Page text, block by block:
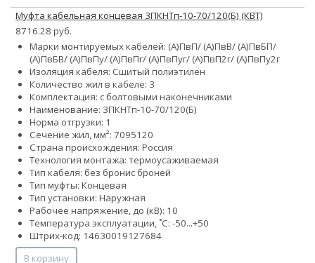
Муфта кабельная концевая 3ПКНТп-10-70/120(Б) (КВТ)
8716.28 руб.
Марки монтируемых кабелей: (А)ПвП/ (А)ПвВ/ (А)ПвБП/
(А)ПвБВ/ (А)ПвПу/ (А)ПвПг/ (А)ПвПуг/ (А)ПвП2г/ (А)ПвПу2г
Изоляция кабеля: Сшитый полиэтилен
Количество жил в кабеле: 3
Комплектация: с болтовыми наконечниками
Наименование: 3ПКНТп-10-70/120(Б)
Норма отгрузки: 1
Сечение жил, мм²: 7095120
Страна происхождения: Россия
Технология монтажа: термоусаживаемая
Тип кабеля: без бронис броней
Тип муфты: Концевая
Тип установки: Наружная
Рабочее напряжение, до (кВ): 10
Температура эксплуатации, ˚С: -50...+50
Штрих-код: 14630019127684
В корзину